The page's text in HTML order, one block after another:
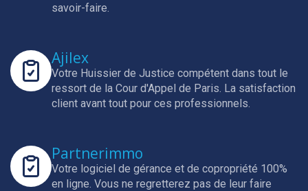
savoir-faire.
Ajilex
Votre Huissier de Justice compétent dans tout le
ressort de la Cour d'Appel de Paris. La satisfaction
client avant tout pour ces professionnels.
Partnerimmo
Votre logiciel de gérance et de copropriété 100%
en ligne. Vous ne regretterez pas de leur faire